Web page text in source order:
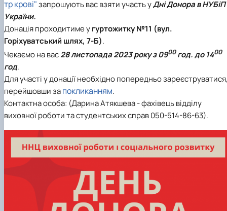
тр крові"запрошують вас взяти участь уДні Донора в НУБіП
України.
Донація проходитиме угуртожитку №11 (вул.
Горіхуватський шлях, 7-Б).
Чекаємо на вас28 листопада 2023 рокуз 0900год. до 1400
год.
Для участі у донації необхідно попередньо
перейшовши запокликанням.
Контактна особа: (Дарина Атякшева - фахівець відділу
виховної роботи та студентських справ 050-514-86-63).